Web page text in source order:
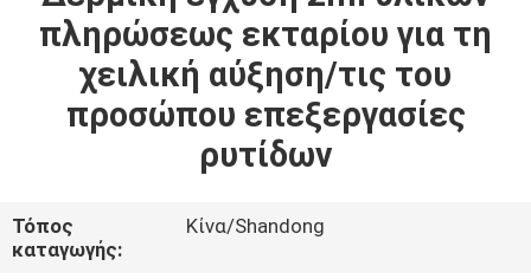
ΠΡΟΪΌΝΤΑ
ΣΧΕΤΙΚΆ
ΕΜΆΣ
πληρώσεως εκταρίου για τη
χειλική αύξηση/τις του
προσώπου επεξεργασίες
ρυτίδων
Τόπος
καταγωγής:
Κίνα/Shandong